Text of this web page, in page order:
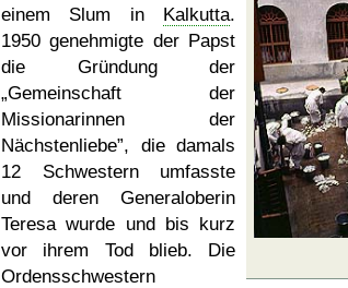
einem Slum in Kalkutta.
1950 genehmigte der Papst
die Gründung der
Gemeinschaft der
Missionarinnen der
Nächstenliebe , die damals
12 Schwestern umfasste
und deren Generaloberin
Teresa wurde und bis kurz
vor ihrem Tod blieb. Die
Ordensschwestern